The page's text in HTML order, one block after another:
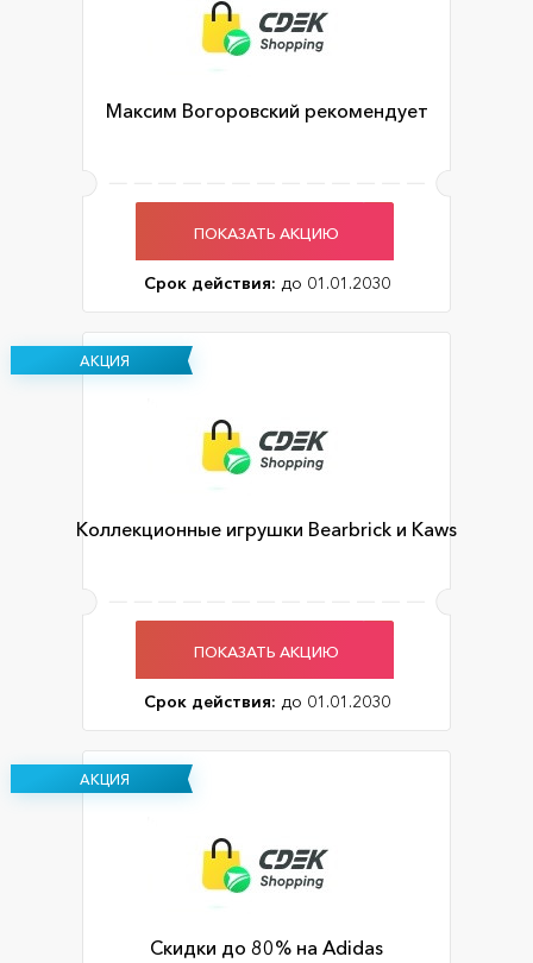
Максим Вогоровский рекомендует
ПОКАЗАТЬ АКЦИЮ
Срок действия: до 01.01.2030
АКЦИЯ
Коллекционные игрушки Bearbrick и Kaws
ПОКАЗАТЬ АКЦИЮ
Срок действия: до 01.01.2030
АКЦИЯ
Скидки до 80% на Adidas